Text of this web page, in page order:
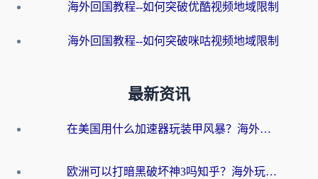
海外回国教程--如何突破优酷视频地域限制
海外回国教程--如何突破咪咕视频地域限制
最新资讯
在美国用什么加速器玩装甲风暴？海外玩家亲测有效的国服游戏加速指南
欧洲可以打暗黑破坏神3吗知乎？海外玩家国服游戏加速终极指南